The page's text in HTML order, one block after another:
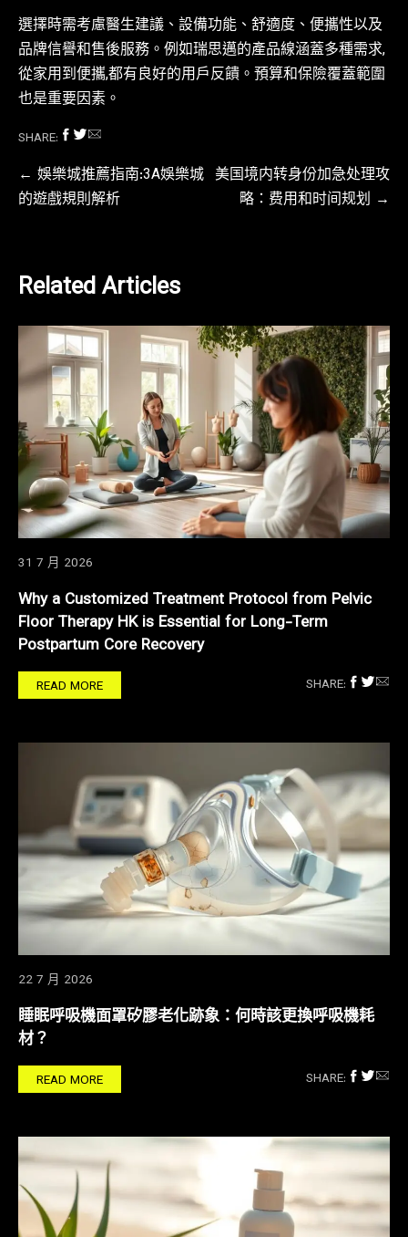
選擇時需考慮醫生建議、設備功能、舒適度、便攜性以及
品牌信譽和售後服務。例如瑞思邁的產品線涵蓋多種需求,
從家用到便攜,都有良好的用戶反饋。預算和保險覆蓋範圍
也是重要因素。
SHARE:
文
章
覽
娛樂城推薦指南:3A娛樂城
的遊戲規則解析
美国境内转身份加急处理攻
略：费用和时间规划
Related Articles
31 7 月 2026
Why a Customized Treatment Protocol from Pelvic
Floor Therapy HK is Essential for Long-Term
Postpartum Core Recovery
READ MORE SHARE:
22 7 月 2026
睡眠呼吸機面罩矽膠老化跡象：何時該更換呼吸機耗
材？
READ MORE SHARE: